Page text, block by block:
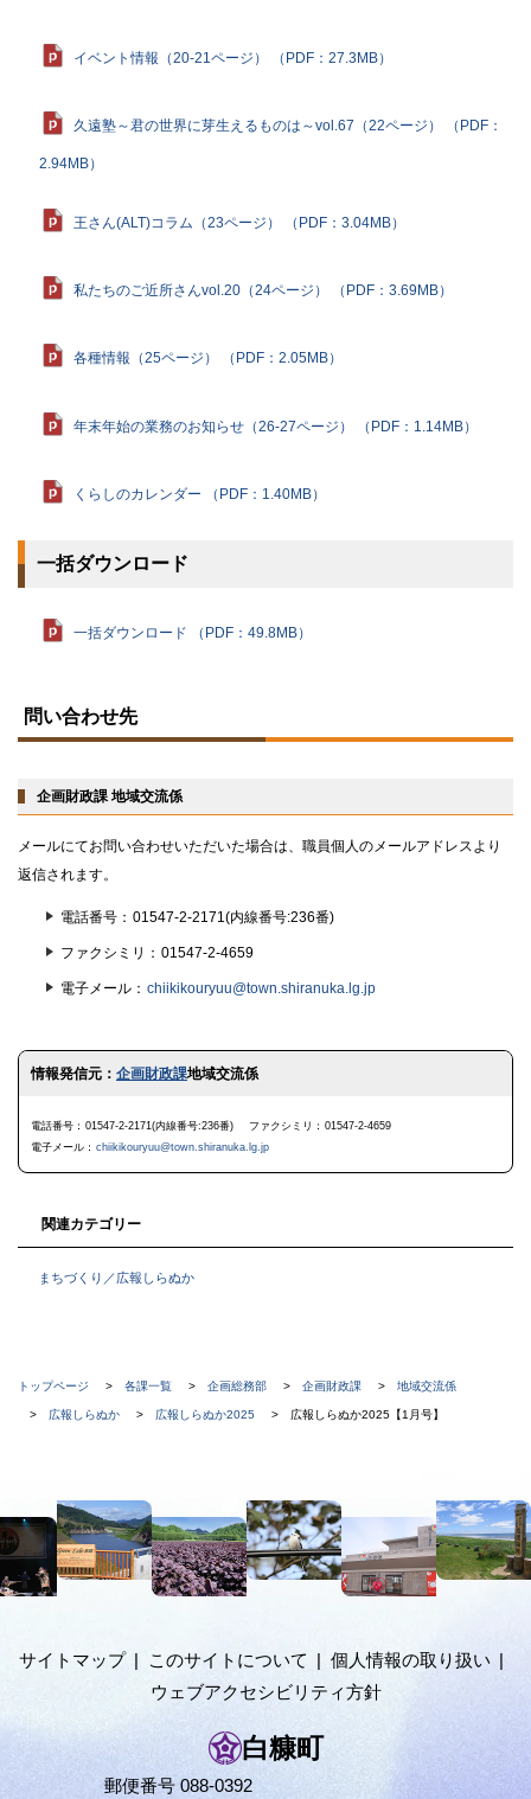
イベント情報（20-21ページ） （PDF：27.3MB）
久遠塾～君の世界に芽生えるものは～vol.67（22ページ） （PDF：
2.94MB）
王さん(ALT)コラム（23ページ） （PDF：3.04MB）
私たちのご近所さんvol.20（24ページ） （PDF：3.69MB）
各種情報（25ページ） （PDF：2.05MB）
年末年始の業務のお知らせ（26-27ページ） （PDF：1.14MB）
くらしのカレンダー （PDF：1.40MB）
一括ダウンロード
一括ダウンロード （PDF：49.8MB）
ッ問い合わせ先
企画財政課 地域交流係
メールにてお問い合わせいただいた場合は、職員個人のメールアドレスより
返信されます。
電話番号 01547-2-2171(内線番号:236番)
ファクシミリ 01547-2-4659
電子メール chiikikouryuu@town.shiranuka.lg.jp
ト
る
情報発信元： 企画財政課地域交流係
電話番号 01547-2-2171(内線番号:236番) ファクシミリ
01547-2-4659
電子メール
chiikikouryuu@town.shiranuka.lg.jp
関連カテゴリー
まちづくり／広報しらぬか
現
在
の
階
層
トップページ 各課一覧 企画総務部 企画財政課 地域交流係
広報しらぬか 広報しらぬか2025 広報しらぬか2025【1月号】
文
へ
メ
サイトマップ このサイトについて
個人情報の取り扱い
ウェブアクセシビリティ方針
白糠町
郵便番号 088-0392